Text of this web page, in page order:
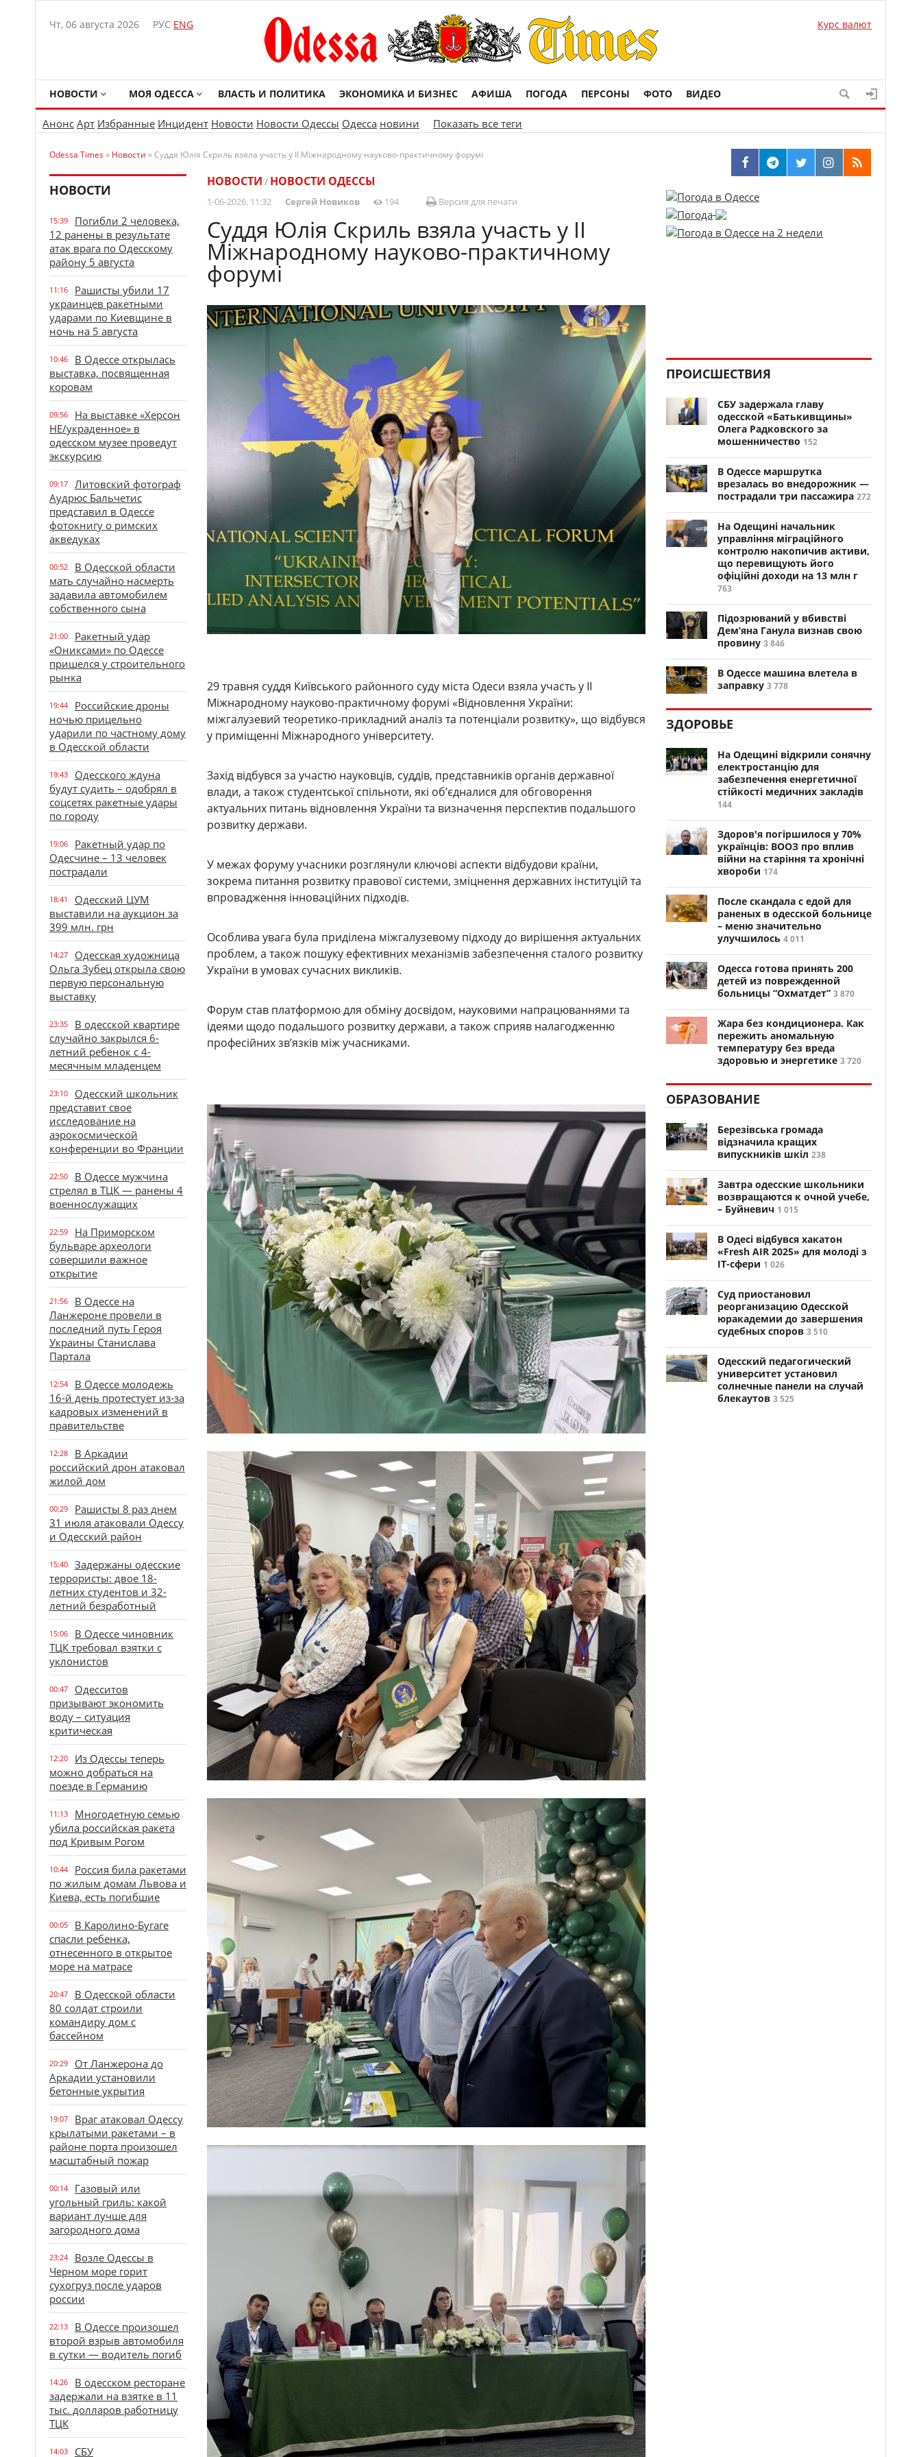
Чт, 06 августа 2026 РУС ENG Курс валют
НОВОСТИ МОЯ ОДЕССА ВЛАСТЬ И ПОЛИТИКА ЭКОНОМИКА И БИЗНЕС АФИША ПОГОДА ПЕРСОНЫ ФОТО ВИДЕО
Анонс Арт Избранные Инцидент Новости Новости Одессы Одесса новини Показать все теги
Odessa Times» Новости » Суддя Юлія Скриль взяла участь у II Міжнародному науково-практичному форумі
НОВОСТИ
15:39
Погибли 2 человека,
12 ранены в результате
атак врага по Одесскому
району 5 августа
11:16
Рашисты убили 17
украинцев ракетными
ударами по Киевщине в
ночь на 5 августа
10:46
В Одессе открылась
выставка, посвященная
коровам
09:56
На выставке «Херсон
НЕ/украденное» в
одесском музее проведут
экскурсию
09:17
Литовский фотограф
Аудрюс Бальчетис
представил в Одессе
фотокнигу о римских
акведуках
00:52
В Одесской области
мать случайно насмерть
задавила автомобилем
собственного сына
21:00
Ракетный удар
«Ониксами» по Одессе
пришелся у строительного
рынка
19:44
Российские дроны
ночью прицельно
ударили по частному дому
в Одесской области
19:43
Одесского ждуна
будут судить – одобрял в
соцсетях ракетные удары
по городу
19:06
Ракетный удар по
Одесчине – 13 человек
пострадали
18:41
Одесский ЦУМ
выставили на аукцион за
399 млн. грн
14:27
Одесская художница
Ольга Зубец открыла свою
первую персональную
выставку
23:35
В одесской квартире
случайно закрылся 6-
летний ребенок с 4-
месячным младенцем
23:10
Одесский школьник
представит свое
исследование на
аэрокосмической
конференции во Франции
22:50
В Одессе мужчина
стрелял в ТЦК — ранены 4
военнослужащих
22:59
На Приморском
бульваре археологи
совершили важное
открытие
21:56
В Одессе на
Ланжероне провели в
последний путь Героя
Украины Станислава
Партала
12:54
В Одессе молодежь
16-й день протестует из-за
кадровых изменений в
правительстве
12:28
В Аркадии
российский дрон атаковал
жилой дом
00:29
Рашисты 8 раз днем
31 июля атаковали Одессу
и Одесский район
15:40
Задержаны одесские
террористы: двое 18-
летних студентов и 32-
летний безработный
15:06
В Одессе чиновник
ТЦК требовал взятки с
уклонистов
00:47
Одесситов
призывают экономить
воду – ситуация
критическая
12:20
Из Одессы теперь
можно добраться на
поезде в Германию
11:13
Многодетную семью
убила российская ракета
под Кривым Рогом
10:44
Россия била ракетами
по жилым домам Львова и
Киева, есть погибшие
00:05
В Каролино-Бугаге
спасли ребенка,
отнесенного в открытое
море на матрасе
20:47
В Одесской области
80 солдат строили
командиру дом с
бассейном
20:29
От Ланжерона до
Аркадии установили
бетонные укрытия
19:07
Враг атаковал Одессу
крылатыми ракетами – в
районе порта произошел
масштабный пожар
00:14
Газовый или
угольный гриль: какой
вариант лучше для
загородного дома
23:24
Возле Одессы в
Черном море горит
сухогруз после ударов
россии
22:13
В Одессе произошел
второй взрыв автомобиля
в сутки — водитель погиб
14:26
В одесском ресторане
задержали на взятке в 11
тыс. долларов работницу
ТЦК
14:03 СБУ
НОВОСТИ / НОВОСТИ ОДЕССЫ
1-06-2026, 11:32 Сергей Новиков 194 Версия для печати
Суддя Юлія Скриль взяла участь у II
Міжнародному науково-практичному
форумі
29 травня суддя Київського районного суду міста Одеси взяла участь у II
Міжнародному науково-практичному форумі «Відновлення України:
міжгалузевий теоретико-прикладний аналіз та потенціали розвитку», що відбувся
у приміщенні Міжнародного університету.
Захід відбувся за участю науковців, суддів, представників органів державної
влади, а також студентської спільноти, які об’єдналися для обговорення
актуальних питань відновлення України та визначення перспектив подальшого
розвитку держави.
У межах форуму учасники розглянули ключові аспекти відбудови країни,
зокрема питання розвитку правової системи, зміцнення державних інституцій та
впровадження інноваційних підходів.
Особлива увага була приділена міжгалузевому підходу до вирішення актуальних
проблем, а також пошуку ефективних механізмів забезпечення сталого розвитку
України в умовах сучасних викликів.
Форум став платформою для обміну досвідом, науковими напрацюваннями та
ідеями щодо подальшого розвитку держави, а також сприяв налагодженню
професійних зв’язків між учасниками.
ПРОИСШЕСТВИЯ
СБУ задержала главу
одесской «Батькивщины»
Олега Радковского за
мошенничество 152
В Одессе маршрутка
врезалась во внедорожник —
пострадали три пассажира 272
На Одещині начальник
управління міграційного
контролю накопичив активи,
що перевищують його
офіційні доходи на 13 млн г
763
Підозрюваний у вбивстві
Дем’яна Ганула визнав свою
провину 3 846
В Одессе машина влетела в
заправку 3 778
ЗДОРОВЬЕ
На Одещині відкрили сонячну
електростанцію для
забезпечення енергетичної
стійкості медичних закладів
144
Здоров'я погіршилося у 70%
українців: ВООЗ про вплив
війни на старіння та хронічні
хвороби 174
После скандала с едой для
раненых в одесской больнице
– меню значительно
улучшилось 4 011
Одесса готова принять 200
детей из поврежденной
больницы “Охматдет” 3 870
Жара без кондиционера. Как
пережить аномальную
температуру без вреда
здоровью и энергетике 3 720
ОБРАЗОВАНИЕ
Березівська громада
відзначила кращих
випускників шкіл 238
Завтра одесские школьники
возвращаются к очной учебе,
– Буйневич 1 015
В Одесі відбувся хакатон
«Fresh AIR 2025» для молоді з
ІТ-сфери 1 026
Суд приостановил
реорганизацию Одесской
юракадемии до завершения
судебных споров 3 510
Одесский педагогический
университет установил
солнечные панели на случай
блекаутов 3 525